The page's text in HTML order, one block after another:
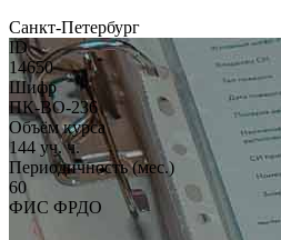
Санкт-Петербург
ID
14650
Шифр
ПК-ВО-236
Объём курса
144 уч. ч.
Периодичность (мес.)
60
ФИС ФРДО